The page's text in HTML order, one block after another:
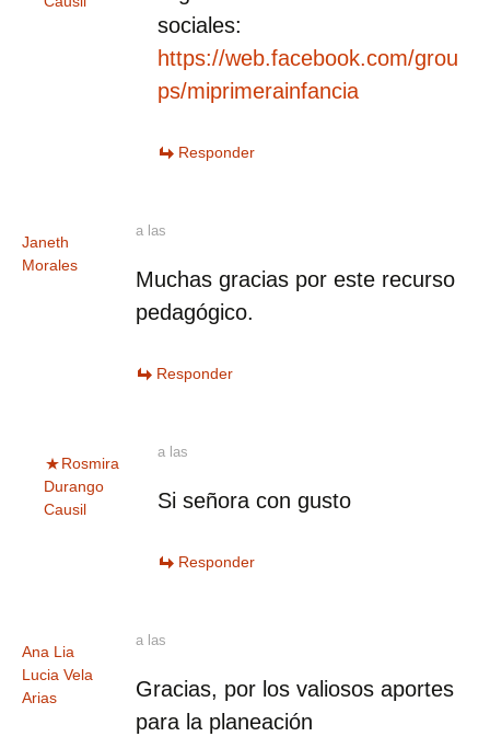
sociales:
https://web.facebook.com/grou
ps/miprimerainfancia
Responder
Janeth
Morales
a las
Muchas gracias por este recurso
pedagógico.
Responder
Rosmira
Durango
Causil
a las
Si señora con gusto
Responder
Ana Lia
Lucia Vela
Arias
a las
Gracias, por los valiosos aportes
para la planeación